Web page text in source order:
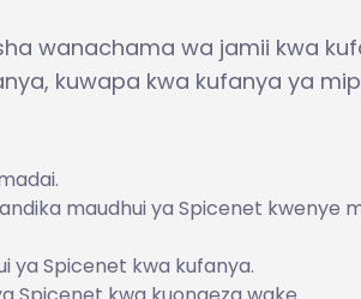
wanachama wa jamii kwa
kuwapa kwa kufanya ya
maudhui ya Spicenet kwenye
ya Spicenet kwa kufanya.